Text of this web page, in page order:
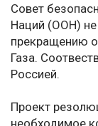
Совет
Наций (ООН)
прекращению
Газа.
Россией.
Проект